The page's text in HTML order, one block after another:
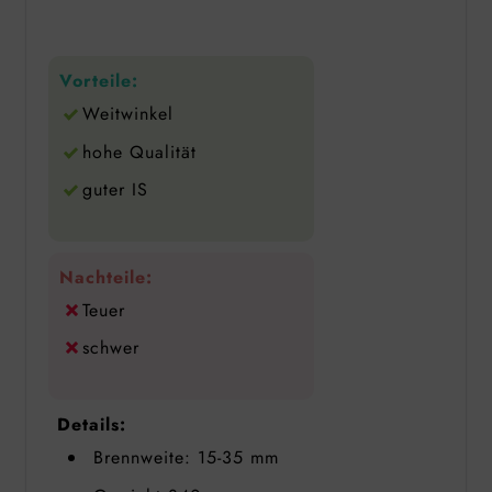
Vorteile:
Weitwinkel
hohe Qualität
guter IS
Nachteile:
Teuer
schwer
Details:
Brennweite: 15-35 mm